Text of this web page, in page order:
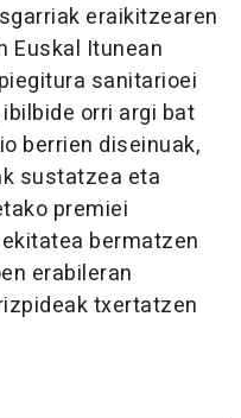
eraikitzearen
Euskal Itunean
sanitarioei
orri argi bat
berrien diseinuak,
sustatzea eta
premiei
bermatzen
erabileran
txertatzen